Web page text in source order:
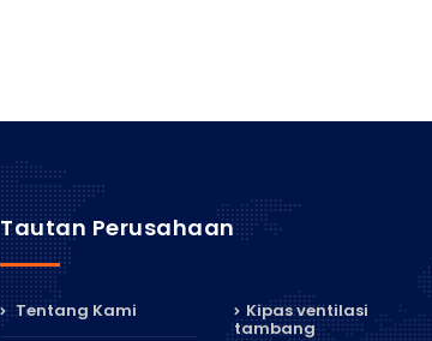
Tautan Perusahaan
Tentang Kami Kipas ventilasi
tambang